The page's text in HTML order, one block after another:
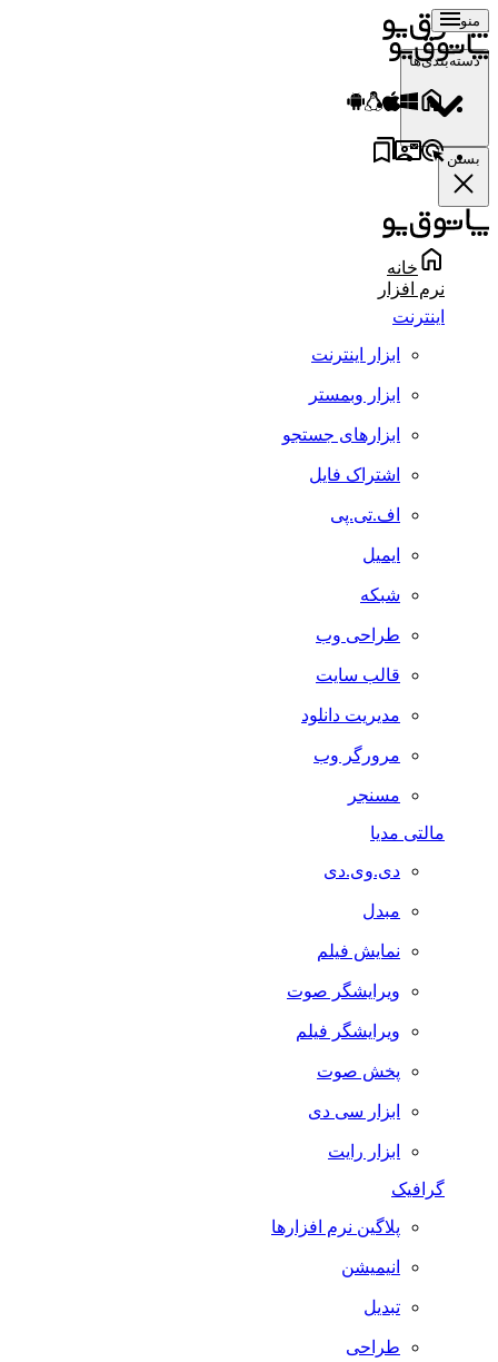
منو
دسته‌بندی‌ها
بستن
خانه
نرم افزار
اینترنت
ابزار اینترنت
ابزار وبمستر
ابزارهای جستجو
اشتراک فایل
اف.تی.پی
ایمیل
شبکه
طراحی وب
قالب سایت
مدیریت دانلود
مرورگر وب
مسنجر
مالتی مدیا
دی.وی.دی
مبدل
نمایش فیلم
ویرایشگر صوت
ویرایشگر فیلم
پخش صوت
ابزار سی دی
ابزار رایت
گرافیک
پلاگین نرم افزارها
انیمیشن
تبدیل
طراحی